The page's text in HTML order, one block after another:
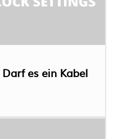
es ein Kabel